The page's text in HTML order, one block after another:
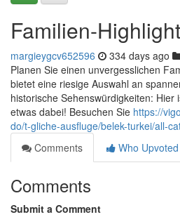
Familien-
margieygcv652596 334 days ago
Planen Sie einen unvergesslichen
bietet eine riesige Auswahl an
historische Sehenswürdigkeiten: Hier
etwas dabei! Besuchen Sie https://
do/t-gliche-ausfluge/belek-turkei/all-
Comments
Who Upvoted
Comments
Submit a Comment